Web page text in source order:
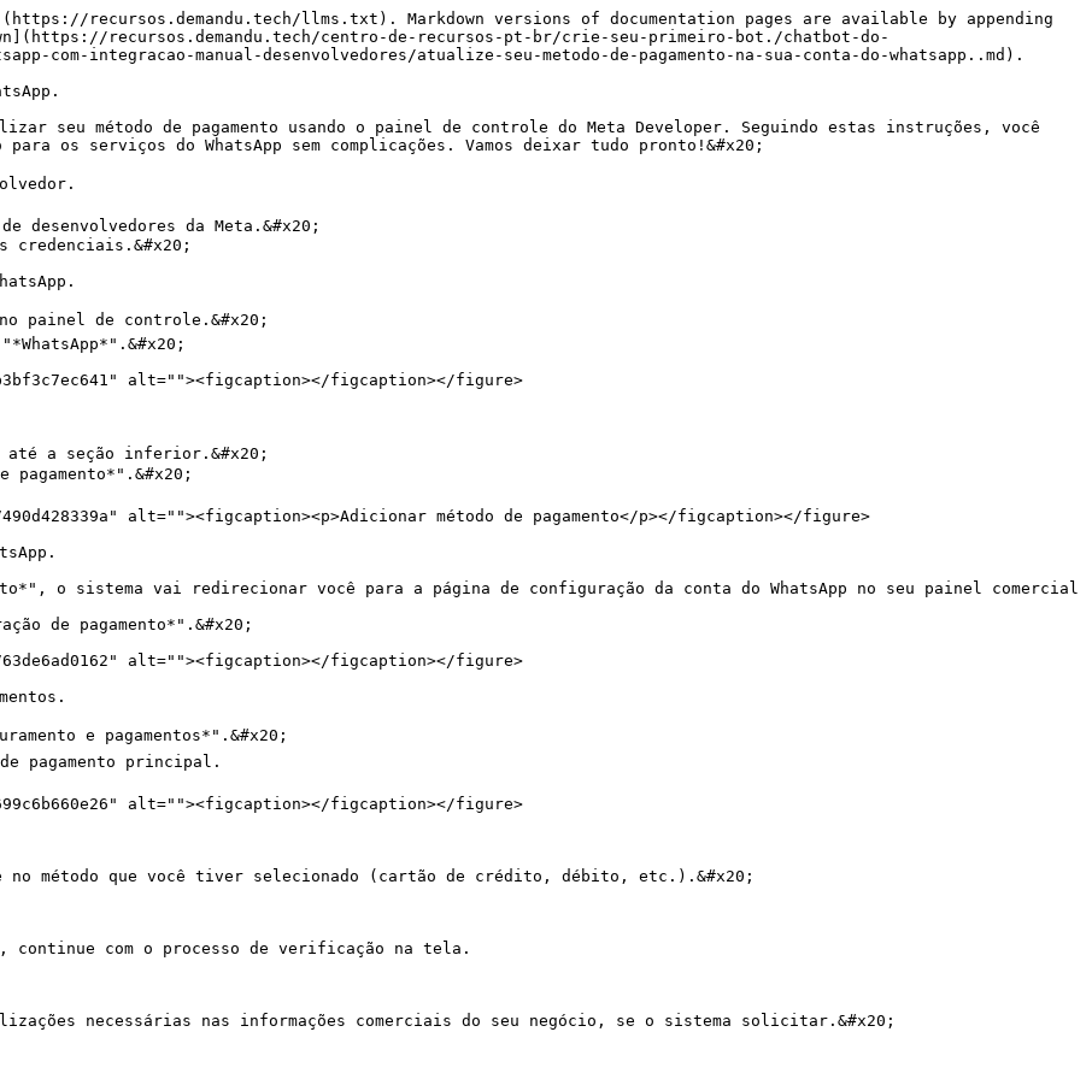
recursos.demandu.tech/llms.txt). Markdown versions of documentation pages are available by appending
recursos.demandu.tech/centro-de-recursos-pt-br/crie-seu-primeiro-bot./chatbot-do-
com-integracao-manual-desenvolvedores/atualize-seu-metodo-de-pagamento-na-sua-conta-do-whatsapp..md).
seu método de pagamento usando o painel de controle do Meta Developer. Seguindo estas instruções, você
os serviços do WhatsApp sem complicações. Vamos deixar tudo pronto!&#x20;
desenvolvedores da Meta.&#x20;
credenciais.&#x20;
painel de controle.&#x20;
alt=""><figcaption></figcaption></figure>
até a seção inferior.&#x20;
alt=""><figcaption><p>Adicionar método de pagamento</p></figcaption></figure>
o sistema vai redirecionar você para a página de configuração da conta do WhatsApp no seu painel comercial
de pagamento*".&#x20;
alt=""><figcaption></figcaption></figure>
e pagamentos*".&#x20;
pagamento principal.
alt=""><figcaption></figcaption></figure>
no método que você tiver selecionado (cartão de crédito, débito, etc.).&#x20;
continue com o processo de verificação na tela.
necessárias nas informações comerciais do seu negócio, se o sistema solicitar.&#x20;